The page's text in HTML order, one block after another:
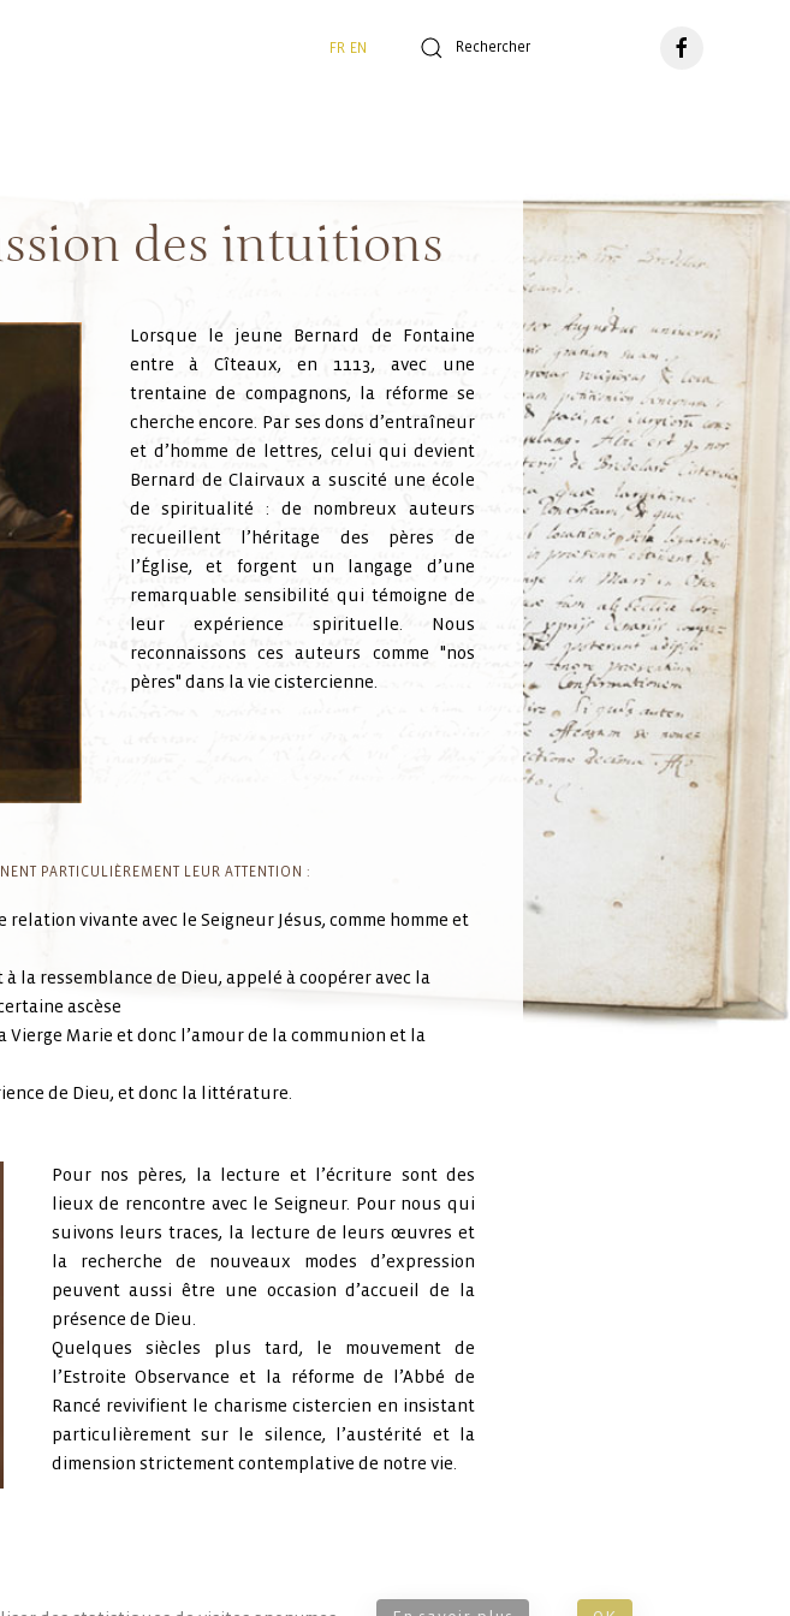
FR EN
des intuitions
Lorsque le jeune
Bernard de Fontaine
entre à Cîteaux, en 1113, avec une
trentaine de compagnons, la réforme se
cherche encore. Par ses dons d’entraîneur
et d’homme de lettres, celui qui devient
Bernard de Clairvaux a suscité une école
de spiritualité : de nombreux auteurs
recueillent l’héritage des pères de
l’Église, et forgent un langage d’une
remarquable sensibilité qui témoigne de
leur expérience spirituelle. Nous
reconnaissons ces auteurs comme "nos
pères" dans la vie cistercienne.
PARTICULIÈREMENT LEUR ATTENTION :
relation vivante avec le Seigneur Jésus, comme homme et
à la ressemblance de Dieu, appelé à coopérer avec la
ascèse
Vierge Marie et donc l’amour de la communion et la
de Dieu, et donc la littérature.
Pour nos pères, la lecture et l’écriture sont des
lieux de rencontre avec le Seigneur. Pour nous qui
suivons leurs traces, la lecture de leurs œuvres et
la recherche de nouveaux modes d’expression
peuvent aussi être une occasion d’accueil de la
présence de Dieu.
Quelques siècles plus tard, le mouvement de
l’Estroite Observance et la réforme de l’Abbé de
Rancé revivifient le charisme cistercien en insistant
particulièrement sur le silence, l’austérité et la
dimension strictement contemplative de notre vie.